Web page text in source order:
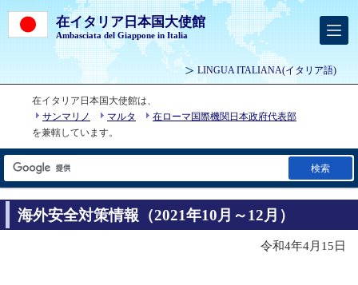
在イタリア日本国大使館
Ambasciata del Giappone in Italia
LINGUA ITALIANA(イタリア語)
在イタリア日本国大使館は、
サンマリノ
マルタ
在ローマ国際機関日本政府代表部
を兼轄しています。
検索
海外安全対策情報（2021年10月～12月）
令和4年4月15日